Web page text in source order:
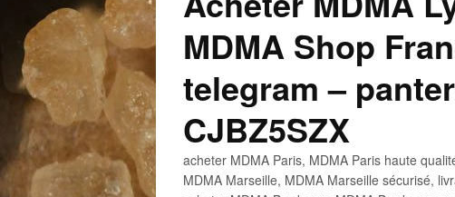
MDMA Shop
telegram –
CJBZ5SZX
acheter MDMA Paris, MDMA Paris haute
MDMA Marseille, MDMA Marseille sécurisé,